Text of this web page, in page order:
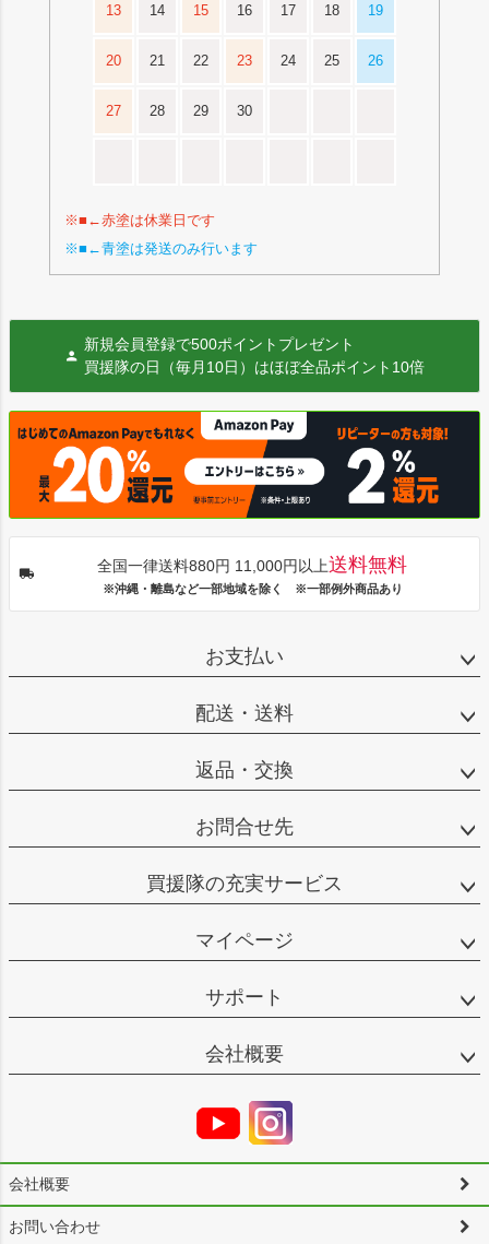
13 14 15 16 17 18 19
20 21 22 23 24 25 26
27 28 29 30
※■←赤塗は休業日です
※■←青塗は発送のみ行います
新規会員登録で500ポイントプレゼント
買援隊の日（毎月10日）はほぼ全品ポイント10倍
全国一律送料880円 11,000円以上送料無料
※沖縄・離島など一部地域を除く ※一部例外商品あり
お支払い
配送・送料
返品・交換
お問合せ先
買援隊の充実サービス
マイページ
サポート
会社概要
会社概要
お問い合わせ